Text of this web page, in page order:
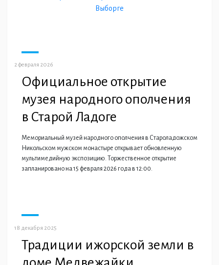
2 февраля 2026
Официальное открытие
музея народного ополчения
в Старой Ладоге
Мемориальный музей народного ополчения в Староладожском
Никольском мужском монастыре открывает обновленную
мультимедийную экспозицию. Торжественное открытие
запланировано на 15 февраля 2026 года в 12:00.
18 декабря 2025
Традиции ижорской земли в